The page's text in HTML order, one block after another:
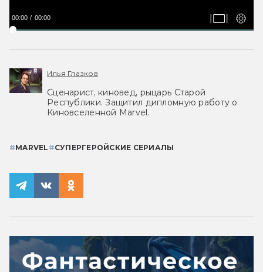
00:00 00:00
Илья Глазков
Сценарист, киновед, рыцарь Старой
Республики. Защитил дипломную работу о
Киновселенной Marvel.
#MARVEL #СУПЕРГЕРОЙСКИЕ СЕРИАЛЫ